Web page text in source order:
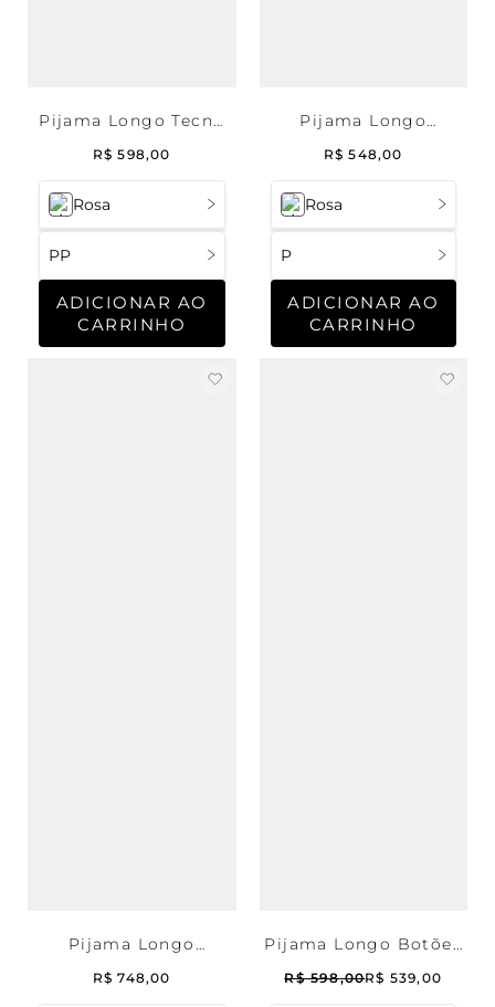
Rosa
PP
ADICIONAR AO
CARRINHO
Pijama Longo Tecno
Cashmere Peach
R$ 598,00
Rosa
P
ADICIONAR AO
CARRINHO
Pijama Longo
Legging Tecno
Cashmere Peach
R$ 548,00
Pijama Longo
Americano Tecno
Cashmere Peach
R$ 748,00
Pijama Longo Botões
Malha Raízes
R$ 598,00R$ 539,00